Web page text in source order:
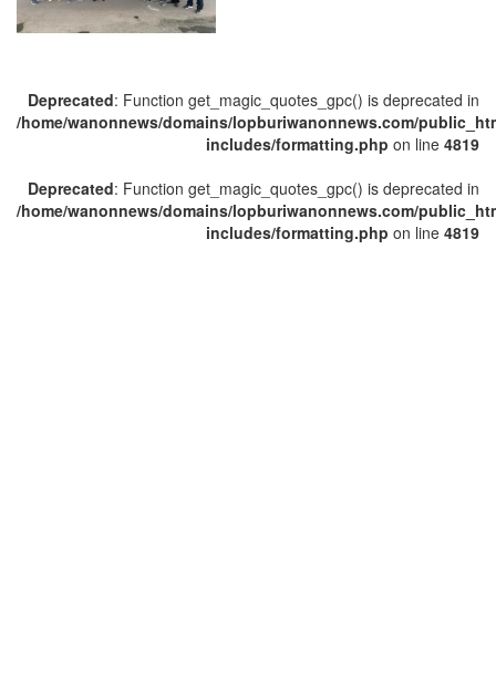
Deprecated: Function get_magic_quotes_gpc() is deprecated in
/home/wanonnews/domains/lopburiwanonnews.com/
includes/formatting.php on line 4819
Deprecated: Function get_magic_quotes_gpc() is deprecated in
/home/wanonnews/domains/lopburiwanonnews.com/
includes/formatting.php on line 4819